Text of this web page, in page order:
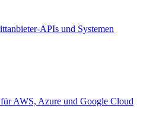
APIs und Systemen
AWS, Azure und Google Cloud